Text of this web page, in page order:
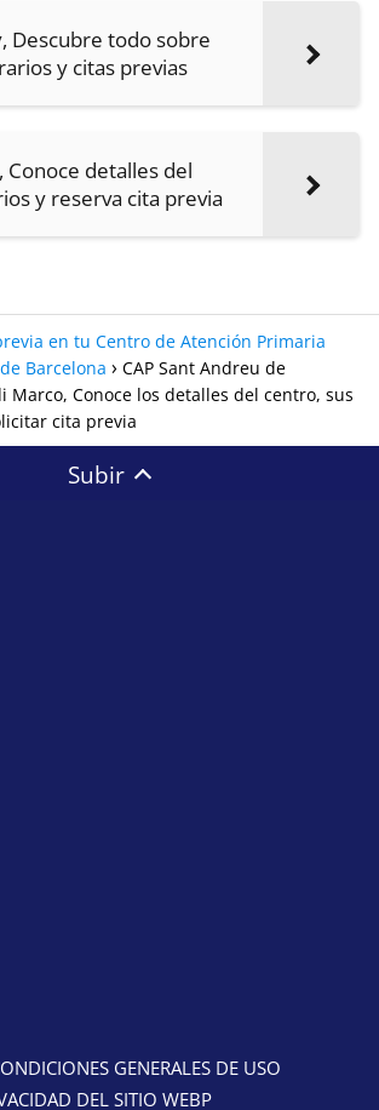
Descubre todo sobre
y citas previas
Conoce detalles del
y reserva cita previa
en tu Centro de Atención Primaria
Barcelona
CAP Sant Andreu de
Marco, Conoce los detalles del centro, sus
cita previa
Subir
GENERALES DE USO
DEL SITIO WEBP